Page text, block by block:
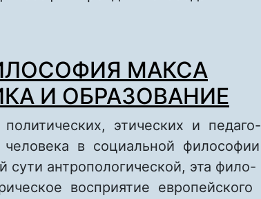
МАКСА
И ОБРАЗОВАНИЕ
этических и педаго-
в социальной философии
антропологической, эта фило-
восприятие европейского